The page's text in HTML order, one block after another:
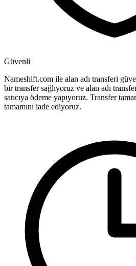
Güvenli
Nameshift.com ile alan adı transferi
bir transfer sağlıyoruz ve alan adı
satıcıya ödeme yapıyoruz. Transfer
tamamını iade ediyoruz.